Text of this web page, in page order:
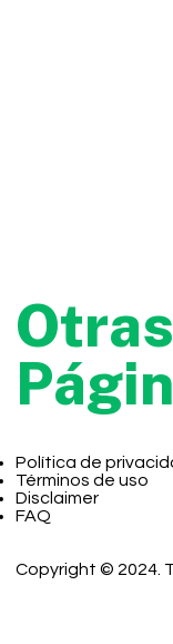
Otras
Política de
Términos de uso
Disclaimer
FAQ
Copyright © 2024.